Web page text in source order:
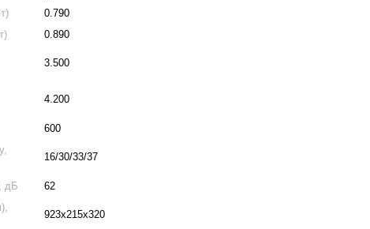
0.790
0.890
3.500
4.200
600
16/30/33/37
дБ
62
923x215x320